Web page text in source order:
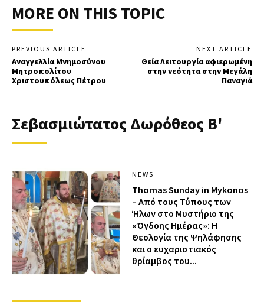
MORE ON THIS TOPIC
PREVIOUS ARTICLE
Αναγγελλία Μνημοσύνου
Μητροπολίτου
Χριστουπόλεως Πέτρου
NEXT ARTICLE
Θεία Λειτουργία αφιερωμένη
στην νεότητα στην Μεγάλη
Παναγιά
Σεβασμιώτατος Δωρόθεος Β'
NEWS
Thomas Sunday in Mykonos
– Από τους Τύπους των
Ήλων στο Μυστήριο της
«Όγδοης Ημέρας»: Η
Θεολογία της Ψηλάφησης
και ο ευχαριστιακός
θρίαμβος του...